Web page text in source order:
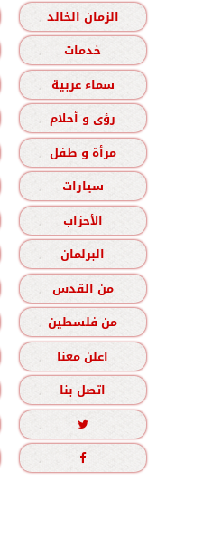
الزمان الخالد
خدمات
سماء عربية
رؤى و أحلام
مرأة و طفل
سيارات
الأحزاب
البرلمان
من القدس
من فلسطين
اعلن معنا
اتصل بنا


جميع